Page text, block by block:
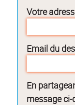
Votre
Email du
En
message ci-